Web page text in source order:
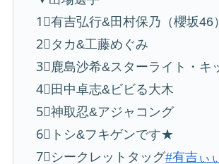
1⃣有吉弘行&田村保乃（櫻坂46）
2⃣タカ&工藤めぐみ
3⃣鹿島沙希&スターライト・キ
4⃣田中卓志&ビビる大木
5⃣神取忍&アジャコング
6⃣トシ&フキゲンです★
7⃣シークレットタッグ#有吉ぃ